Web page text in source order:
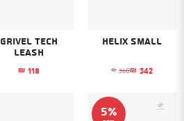
Helix Small
₪ 360
המחיר המקורי היה: ₪360.₪ 342 המחיר הנוכחי הוא: ₪342.
Grivel Tech
leash
₪ 118
5%